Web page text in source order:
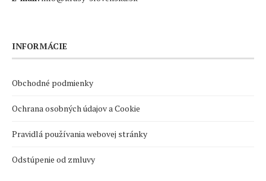
INFORMÁCIE
Obchodné podmienky
Ochrana osobných údajov a Cookie
Pravidlá používania webovej stránky
Odstúpenie od zmluvy